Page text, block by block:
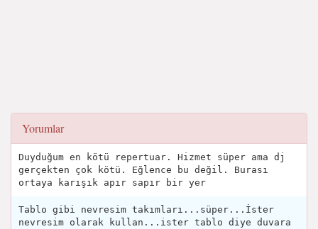
Yorumlar
Duyduğum en kötü repertuar. Hizmet süper ama dj
gerçekten çok kötü. Eğlence bu değil. Burası
ortaya karışık apır sapır bir yer
Tablo gibi nevresim takımları...süper...İster
nevresim olarak kullan...ister tablo diye duvara